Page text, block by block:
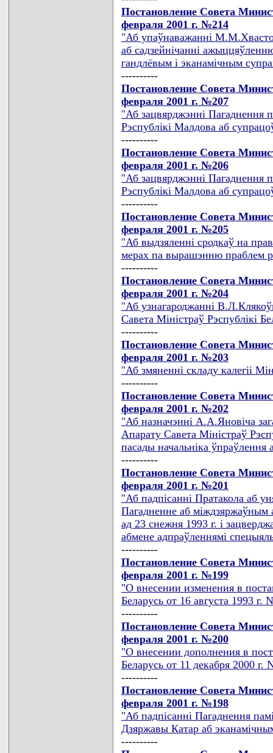
Постановление Совета
февраля 2001 г. №214
"Аб упаўнаважаннi
аб садзейнiчаннi
гандлёвым i эканамiчным
----------
Постановление Совета
февраля 2001 г. №207
"Аб зацвярджэннi Пагаднення
Рэспублiкi Малдова аб
----------
Постановление Совета
февраля 2001 г. №206
"Аб зацвярджэннi Пагаднення
Рэспублiкi Малдова аб
----------
Постановление Совета
февраля 2001 г. №205
"Аб выдзяленнi сродкаў на
мерах па вырашэнню праблем
----------
Постановление Совета
февраля 2001 г. №204
"Аб узнагароджаннi
Савета Мiнiстраў Рэспублiкi
----------
Постановление Совета
февраля 2001 г. №203
"Аб змяненнi складу калегii
----------
Постановление Совета
февраля 2001 г. №202
"Аб назначэннi А.А.Яновiча
Апарату Савета Мiнiстраў
пасады начальнiка ўпраўлення
----------
Постановление Совета
февраля 2001 г. №201
"Аб падпiсаннi Пратакола аб
Пагадненне аб мiждзяржаўным
ад 23 снежня 1993 г. i
абмене адпраўленнямi
----------
Постановление Совета
февраля 2001 г. №199
"О внесении изменения в
Беларусь от 16 августа 1993 г.
----------
Постановление Совета
февраля 2001 г. №200
"О внесении дополнения в
Беларусь от 11 декабря 2000 г.
----------
Постановление Совета
февраля 2001 г. №198
"Аб падпiсаннi Пагаднення
Дзяржавы Катар аб
----------